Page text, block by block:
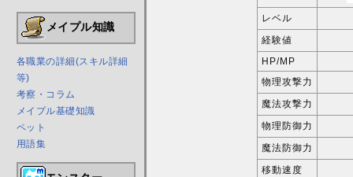
メイプル知識
各職業の詳細(スキル詳細
等)
考察・コラム
メイプル基礎知識
ペット
用語集
レベル
経験値
HP/MP
物理攻撃力
魔法攻撃力
物理防御力
魔法防御力
移動速度